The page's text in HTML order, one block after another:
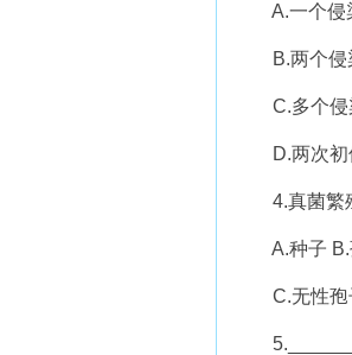
A.一个侵
B.两个侵
C.多个侵染
D.两次初
4.真菌繁
A.种子 B.
C.无性孢